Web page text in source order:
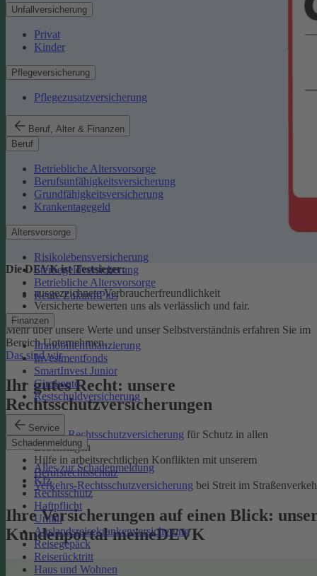
Unfallversicherung
Privat
Kinder
Pflegeversicherung
Pflegezusatzversicherung
Beruf, Alter & Finanzen
Beruf
Betriebliche Altersvorsorge
Berufsunfähigkeitsversicherung
Grundfähigkeitsversicherung
Krankentagegeld
Altersvorsorge
Risikolebensversicherung
Sterbegeldversicherung
Betriebliche Altersvorsorge
Rente ZukunftPlus
Finanzen
Immobilienfinanzierung
Investmentfonds
SmartInvest Junior
Girokonto
Restschuldversicherung
Service
Schadenmeldung
Alles zur Schadenmeldung
Kfz
Rechtsschutz
Haftpflicht
Unfall
Auslandsreisekrankenversicherung
Reisegepäck
Reiserücktritt
Haus und Wohnen
Die DEVK ist Testsieger:
ausgezeichnete Verbraucherfreundlichkeit
Versicherte bewerten uns als verlässlich und fair.
Mehr über unsere Werte und unser Selbstverständnis erfahren Sie im
Bereich Unternehmen.
Das sind wir
Ihr gutes Recht: unsere
Rechtsschutzversicherungen
Private Rechtsschutzversicherung für Schutz in allen
Lebenslagen
Hilfe in arbeitsrechtlichen Konflikten mit unserem
Berufsrechtsschutz
Verkehrs-Rechtsschutzversicherung bei Streit im
Ihre Versicherungen auf einen Blick:
Kundenportal meineDEVK